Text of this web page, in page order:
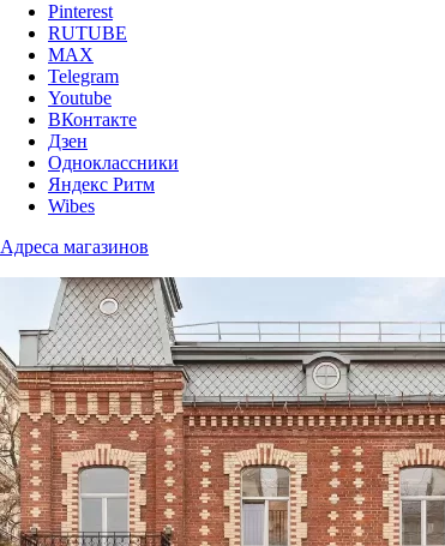
Pinterest
RUTUBE
MAX
Telegram
Youtube
ВКонтакте
Дзен
Одноклассники
Яндекс Ритм
Wibes
Адреса магазинов